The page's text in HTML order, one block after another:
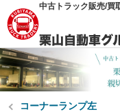
中古トラック販売/買
コーナーランプ左